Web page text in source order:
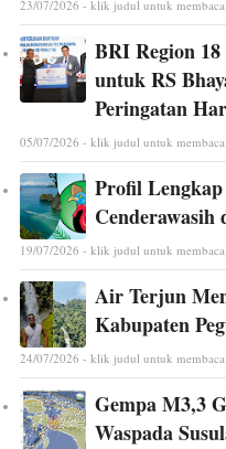
23/07/2026 - klik judul untuk membaca
BRI Region
untuk RS
Peringatan
05/07/2026 - klik judul untuk membaca
Profil
19/07/2026 - klik judul untuk membaca
Air Terjun
Kabupaten
24/07/2026 - klik judul untuk membaca
Gempa M3,3
Waspada